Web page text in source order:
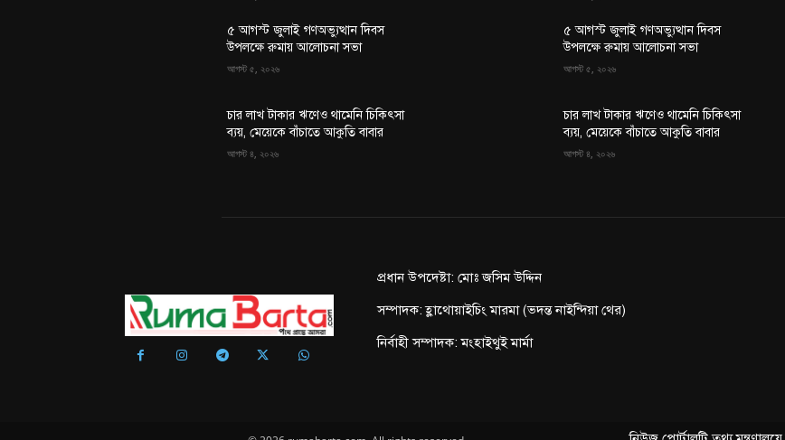
৫ আগস্ট জুলাই গণঅভ্যুত্থান দিবস
উপলক্ষে রুমায় আলোচনা সভা
আগস্ট ৫, ২০২৬
চার লাখ টাকার ঋণেও থামেনি চিকিৎসা
ব্যয়, মেয়েকে বাঁচাতে আকুতি বাবার
আগস্ট ৪, ২০২৬
৫ আগস্ট জুলাই গণঅভ্যুত্থান দিবস
উপলক্ষে রুমায় আলোচনা সভা
আগস্ট ৫, ২০২৬
চার লাখ টাকার ঋণেও থামেনি চিকিৎসা
ব্যয়, মেয়েকে বাঁচাতে আকুতি বাবার
আগস্ট ৪, ২০২৬
প্রধান উপদেষ্টা: মোঃ জসিম উদ্দিন
সম্পাদক: হ্লাথোয়াইচিং মারমা (ভদন্ত নাইন্দিয়া থের)
নির্বাহী সম্পাদক: মংহাইথুই মার্মা